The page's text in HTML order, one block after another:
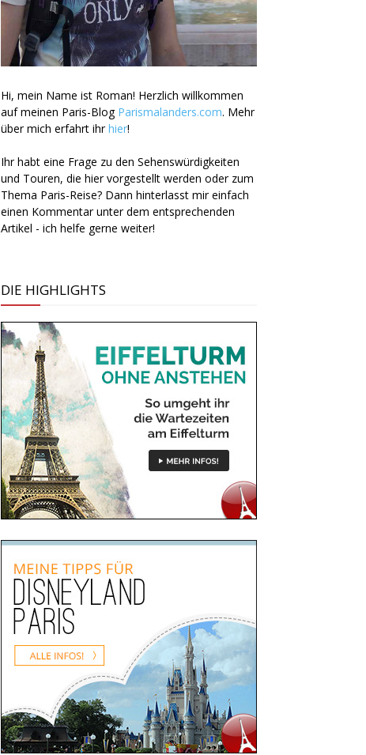
Hi, mein Name ist Roman! Herzlich willkommen
auf meinen Paris-Blog Parismalanders.com. Mehr
über mich erfahrt ihrhier!
Ihr habt eine Frage zu den Sehenswürdigkeiten
und Touren, die hier vorgestellt werden oder zum
Thema Paris-Reise? Dann hinterlasst mir einfach
einen Kommentar unter dem entsprechenden
Artikel - ich helfe gerne weiter!
DIE HIGHLIGHTS